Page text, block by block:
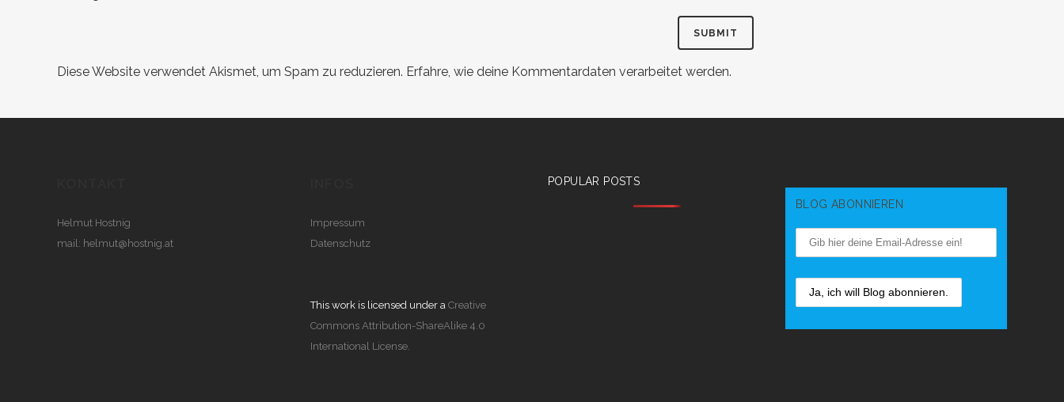
Diese Website verwendet Akismet, um Spam zu reduzieren. Erfahre, wie deine Kommentardaten verarbeitet werden.
Helmut Hostnig
mail: helmut@hostnig.at
Impressum
Datenschutz
This work is licensed under a Creative
Commons Attribution-ShareAlike 4.0
International License.
POPULAR POSTS
BLOG ABONNIEREN